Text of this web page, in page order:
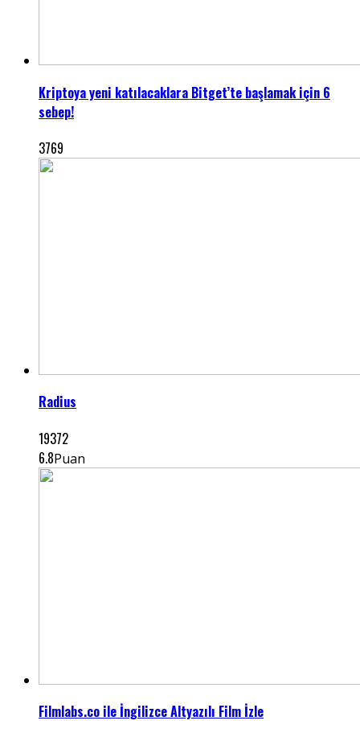
Kriptoya yeni katılacaklara Bitget’te başlamak için 6
sebep!
3769
Radius
19372
6.8Puan
Filmlabs.co ile İngilizce Altyazılı Film İzle